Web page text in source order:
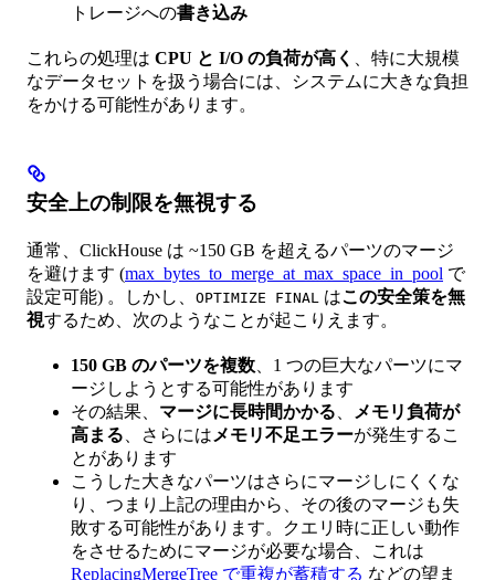
トレージへの書き込み
これらの処理は CPU と I/O の負荷が高く
、特に大規模
なデータセットを扱う場合には、システムに大きな負担
をかける可能性があります。
安全上の制限を無視する
通常、ClickHouse は ~150 GB を超えるパーツのマージ
を避けます (max_bytes_to_merge_at_max_space_in_pool で
設定可能) 。しかし、 OPTIMIZE FINAL はこの安全策を無
視するため、次のようなことが起こりえます。
150 GB のパーツを複数 、1 つの巨大なパーツにマ
ージしようとする可能性があります
その結果、 マージに長時間かかる
メモリ負荷が
高まる 、さらには メモリ不足エラーが発生するこ
とがあります
こうした大きなパーツはさらにマージしにくくな
り、つまり上記の理由から、その後のマージも失
敗する可能性があります。クエリ時に正しい動作
をさせるためにマージが必要な場合、これは
ReplacingMergeTree で重複が蓄積する などの望ま